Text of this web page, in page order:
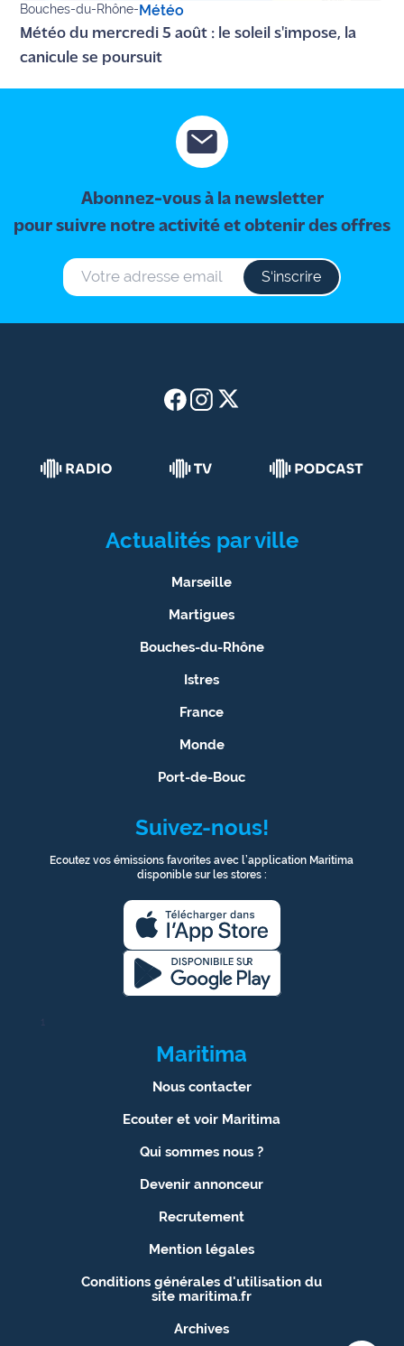
Bouches-du-Rhône-Météo
Météo du mercredi 5 août : le soleil s'impose, la
canicule se poursuit
Abonnez-vous à la newsletter
pour suivre notre activité et obtenir des offres
S‘inscrire
Actualités par ville
Marseille
Martigues
Bouches-du-Rhône
Istres
France
Monde
Port-de-Bouc
Suivez-nous!
Ecoutez vos émissions favorites avec l’application Maritima
disponible sur les stores :
1
Maritima
Nous contacter
Ecouter et voir Maritima
Qui sommes nous ?
Devenir annonceur
Recrutement
Mention légales
Conditions générales d'utilisation du
site maritima.fr
Archives